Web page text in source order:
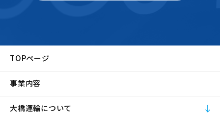
TOPページ
事業内容
大橋運輸について